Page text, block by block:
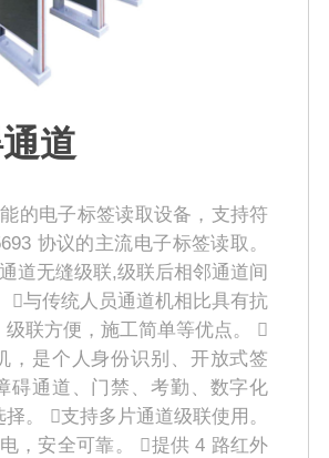
道
的电子标签读取设备，支持符
协议的主流电子标签读取。
道无缝级联,级联后相邻通道间
与传统人员通道机相比具有抗
级联方便，施工简单等优点。 
，是个人身份识别、开放式签
碍通道、门禁、考勤、数字化
。 支持多片通道级联使用。
，安全可靠。 提供 4 路红外